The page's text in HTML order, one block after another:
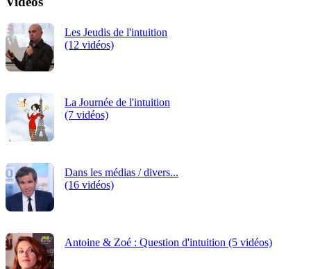
Les Jeudis de l'intuition
(12 vidéos)
La Journée de l'intuition
(7 vidéos)
Dans les médias / divers...
(16 vidéos)
Antoine & Zoé : Question d'intuition (5 vidéos)